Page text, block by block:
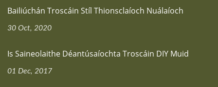
Bailiúchán Troscáin Stíl Thionsclaíoch Nuálaíoch
30 Oct, 2020
Is Saineolaithe Déantúsaíochta Troscáin DIY Muid
01 Dec, 2017